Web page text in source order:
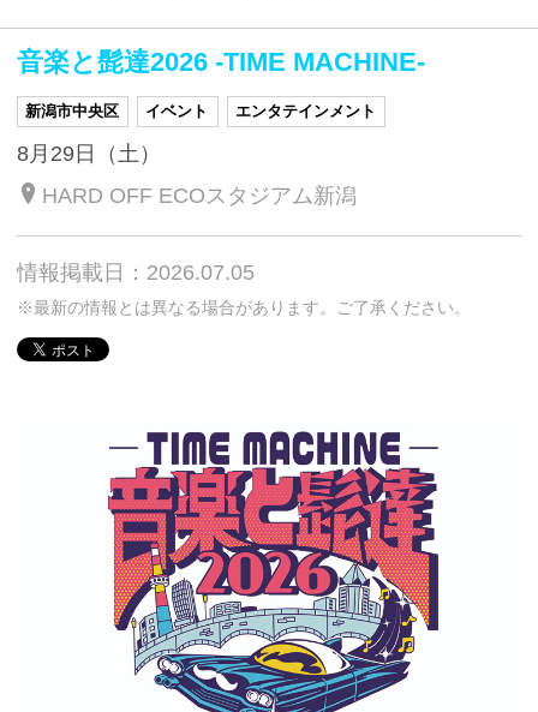
音楽と髭達2026 -TIME MACHINE-
新潟市中央区 イベント エンタテインメント
8月29日（土）
HARD OFF ECOスタジアム新潟
情報掲載日：2026.07.05
※最新の情報とは異なる場合があります。ご了承ください。